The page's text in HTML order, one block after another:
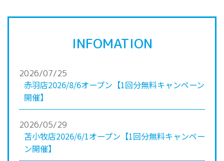
INFOMATION
2026/07/25
赤羽店2026/8/6オープン【1回分無料キャンペーン
開催】
2026/05/29
苫小牧店2026/6/1オープン【1回分無料キャンペー
ン開催】